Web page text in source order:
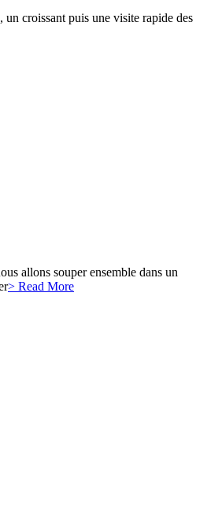
croissant puis une visite rapide des
allons souper ensemble dans un
> Read More